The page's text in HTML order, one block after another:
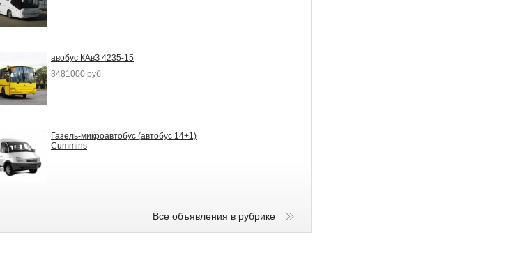
авобус КАвЗ 4235-15
3481000 руб.
Газель-микроавтобус (автобус 14+1)
Cummins
Все объявления в рубрике